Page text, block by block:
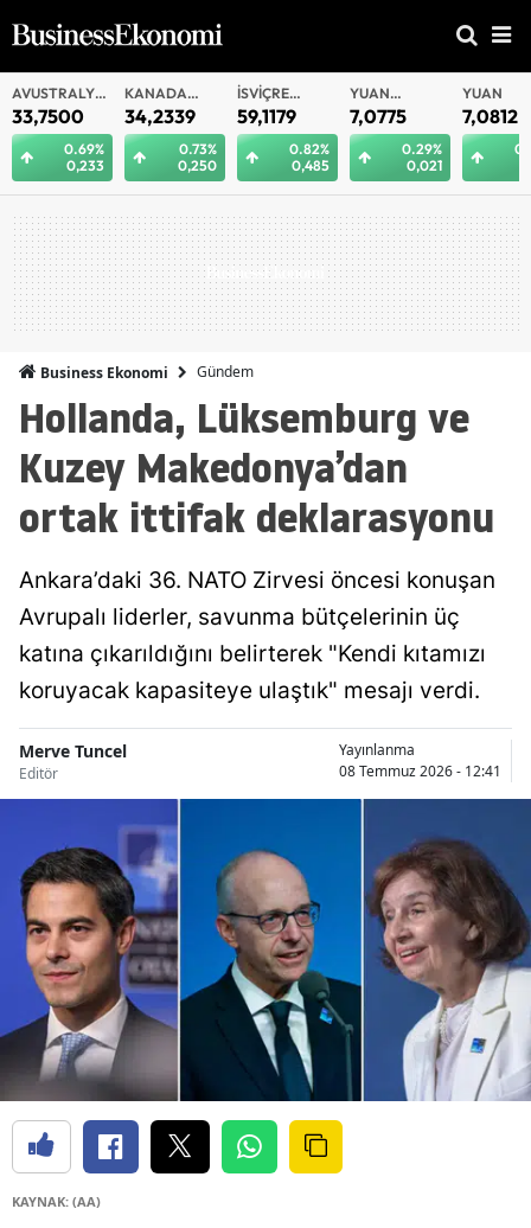
AVUSTRALYA
DOLARI
33,7500
0.69%
0,233
KANADA
DOLARI
34,2339
0.73%
0,250
İSVIÇRE
FRANKI
59,1179
0.82%
0,485
YUAN
OFFSHORE
7,0775
0.29%
0,021
YUAN
7,0812
Business Ekonomi Gündem
Hollanda, Lüksemburg ve
Kuzey Makedonya’dan
ortak ittifak deklarasyonu
Ankara’daki 36. NATO Zirvesi öncesi konuşan
Avrupalı liderler, savunma bütçelerinin üç
katına çıkarıldığını belirterek "Kendi kıtamızı
koruyacak kapasiteye ulaştık" mesajı verdi.
Merve Tuncel
Editör
Yayınlanma
08 Temmuz 2026 - 12:41
KAYNAK: (AA)